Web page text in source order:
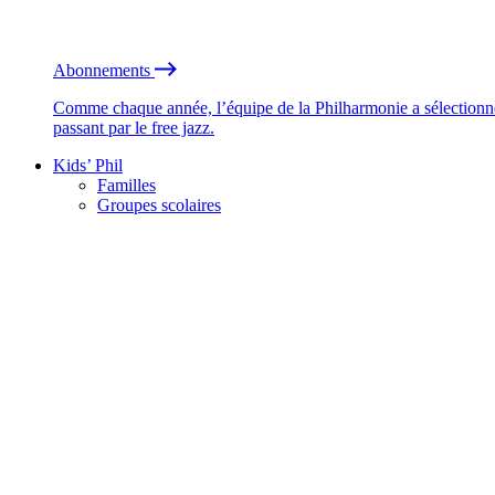
Abonnements
Comme chaque année, l’équipe de la Philharmonie a
passant par le free jazz.
Kids’ Phil
Familles
Groupes scolaires